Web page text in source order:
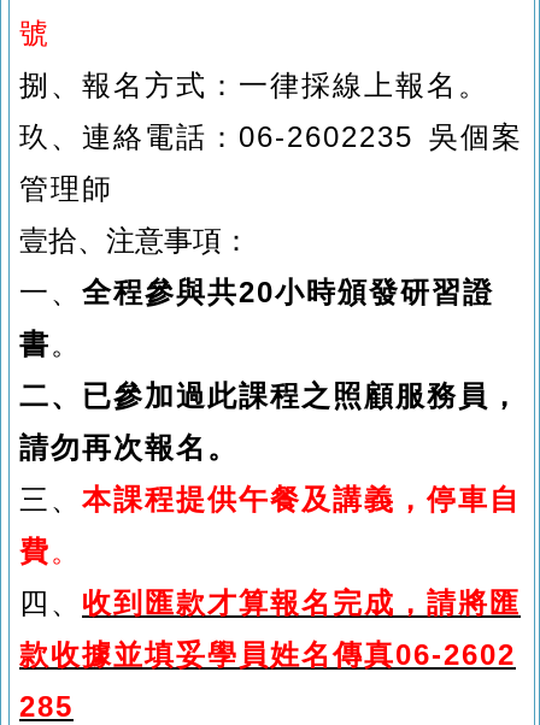
號
捌、 報名方式：一律採線上報名。
玖、 連絡電話：06-2602235 吳個案
管理師
壹拾、 注意事項：
一、 全程參與共20小時頒發研習證
書。
二、 已參加過此課程之照顧服務員，
請勿再次報名。
三、 本課程提供午餐及講義，停車自
費。
四、 收到匯款才算報名完成，請將匯
款收據並填妥學員姓名傳真06-2602
285